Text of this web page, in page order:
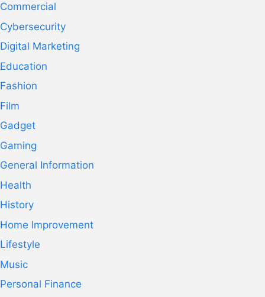
Commercial
Cybersecurity
Digital Marketing
Education
Fashion
Film
Gadget
Gaming
General Information
Health
History
Home Improvement
Lifestyle
Music
Personal Finance